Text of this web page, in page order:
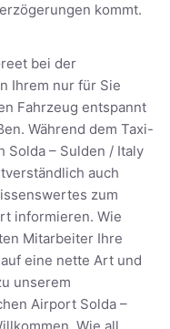
kommt.
bei der
Ihrem nur für Sie
Fahrzeug entspannt
Während dem Taxi-
Solda – Sulden / Italy
auch
zum
informieren. Wie
Mitarbeiter Ihre
eine nette Art und
unserem
Airport Solda –